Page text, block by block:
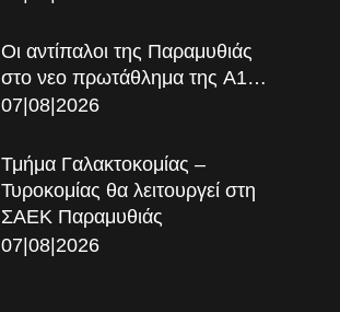
Οι αντίπαλοι της Παραμυθιάς
στο νεο πρωτάθλημα της A1…
07|08|2026
Τμήμα Γαλακτοκομίας –
Τυροκομίας θα λειτουργεί στη
ΣΑΕΚ Παραμυθιάς
07|08|2026